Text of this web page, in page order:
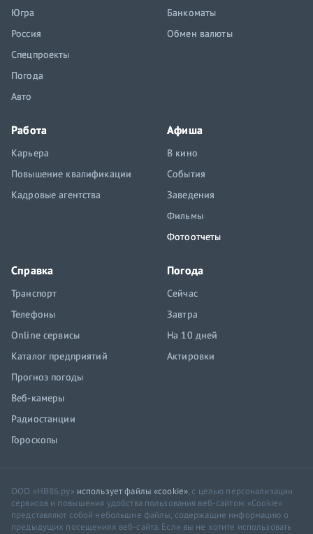
Югра
Россия
Спецпроекты
Погода
Авто
Банкоматы
Обмен валюты
Работа
Карьера
Повышение квалификации
Кадровые агентства
Афиша
В кино
События
Заведения
Фильмы
Фотоотчеты
Справка
Транспорт
Телефоны
Online сервисы
Каталог предприятий
Прогноз погоды
Веб-камеры
Радиостанции
Гороскопы
Погода
Сейчас
Завтра
На 10 дней
Актировки
ООО «НВ86.ру» использует файлы «cookie», с целью персонализации
сервисов и повышения удобства пользования веб-сайтом. «Cookie»
представляют собой небольшие файлы, содержащие информацию о
предыдущих посещениях веб-сайта. Если вы не хотите использовать